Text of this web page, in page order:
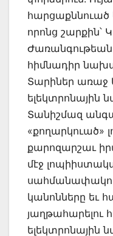
հարցաքննուած
որոնց շարքին՝
հիմնադիր
Տարիներ առաջ
ելեկտրոնային
Տանիշմազ
«քողարկուած»
քարոզարշաւ
մէջ
կանոնները եւ
յաղթահարելու
ելեկտրոնային